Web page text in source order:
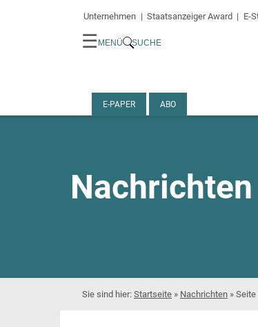
Unternehmen Staatsanzeiger Award E-
☰ MENÜ SUCHE
E-PAPER ABO
Nachrichten
Startseite » Nachrichten » Seite